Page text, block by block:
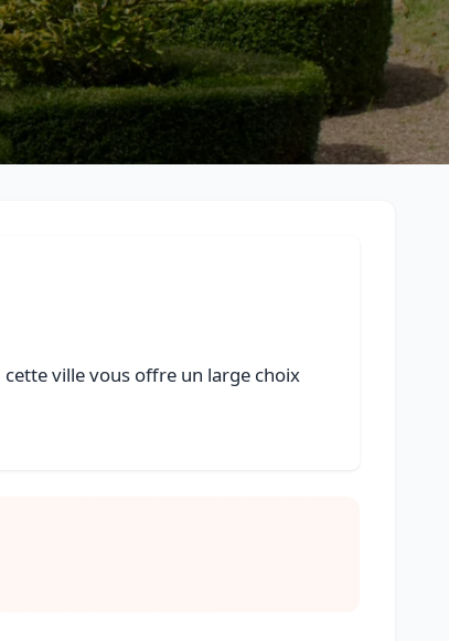
ville vous offre un large choix